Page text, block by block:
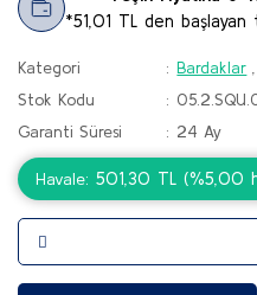
*51,01 TL den başlayan
Kategori Bardaklar
Stok Kodu
Garanti Süresi
24 Ay
Havale 501,30 TL (%5,00